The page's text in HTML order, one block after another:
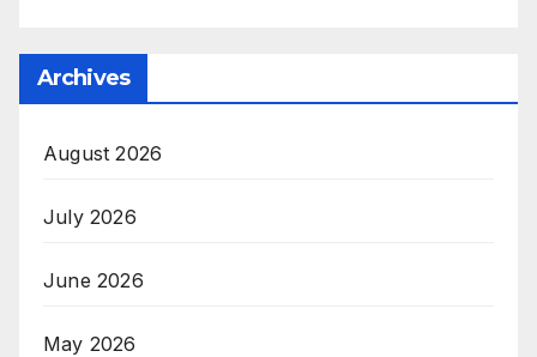
Archives
August 2026
July 2026
June 2026
May 2026